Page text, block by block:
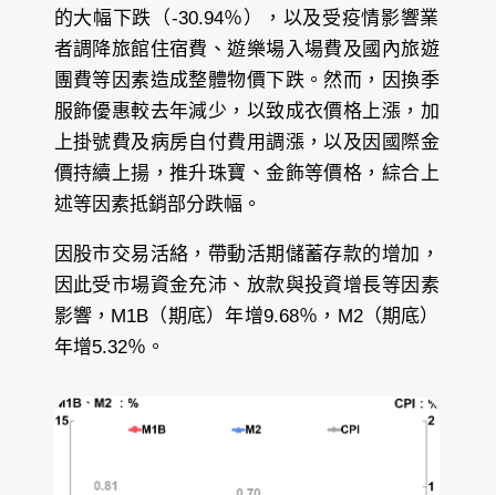
的大幅下跌（-30.94％），以及受疫情影響業
者調降旅館住宿費、遊樂場入場費及國內旅遊
團費等因素造成整體物價下跌。然而，因換季
服飾優惠較去年減少，以致成衣價格上漲，加
上掛號費及病房自付費用調漲，以及因國際金
價持續上揚，推升珠寶、金飾等價格，綜合上
述等因素抵銷部分跌幅。
因股市交易活絡，帶動活期儲蓄存款的增加，
因此受市場資金充沛、放款與投資增長等因素
影響，M1B（期底）年增9.68％，M2（期底）
年增5.32％。